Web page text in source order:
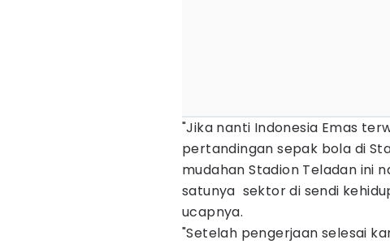
"Jika nanti Indonesia Emas
pertandingan sepak bola di
mudahan Stadion Teladan ini
satunya sektor di sendi
ucapnya.
"Setelah pengerjaan selesai